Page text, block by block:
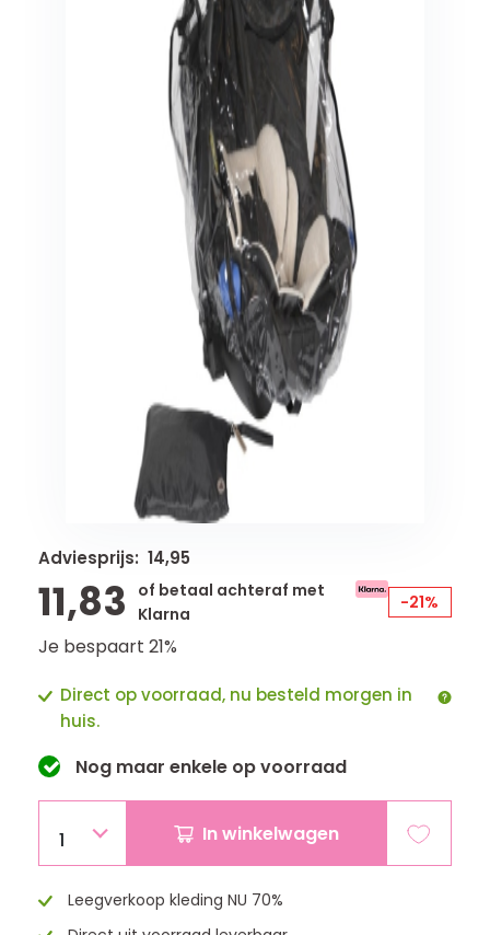
Veiligheid in en om huis
Veiligheid buiten de deur
Schommelstoelen en wipstoeltjes
Adviesprijs: 14,95
11,83
of betaal achteraf met
Klarna
-21%
Je bespaart 21%
Direct op voorraad, nu besteld morgen in
huis.
Nog maar enkele op voorraad
1 In winkelwagen
Leegverkoop kleding NU 70%